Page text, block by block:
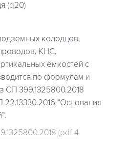
(q20)
колодцев,
КНС,
ёмкостей с
по формулам и
СП 399.1325800.2018
”Основания
(pdf 4